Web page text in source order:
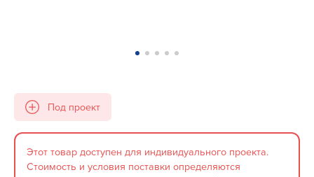
Под проект
Этот товар доступен для индивидуального проекта.
Стоимость и условия поставки определяются